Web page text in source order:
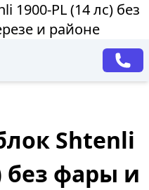
1900-PL (14 лс) без
и районе
Shtenli
без фары и